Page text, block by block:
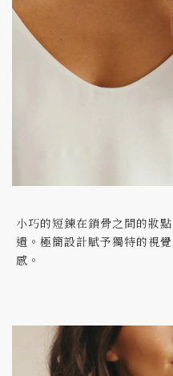
小巧的短鍊在鎖骨之間的妝
遺。極簡設計賦予獨特的視
感。